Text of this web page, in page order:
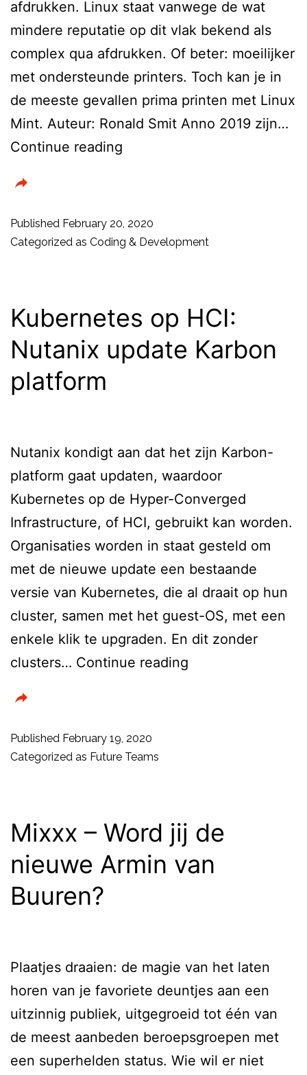
afdrukken. Linux staat vanwege de wat
mindere reputatie op dit vlak bekend als
complex qua afdrukken. Of beter: moeilijker
met ondersteunde printers. Toch kan je in
de meeste gevallen prima printen met Linux
Mint. Auteur: Ronald Smit Anno 2019 zijn…
Continue reading
Mint
–
een
printer
of
Published February 20, 2020
Categorized as Coding & Development
Kubernetes op HCI:
Nutanix update Karbon
platform
Nutanix kondigt aan dat het zijn Karbon-
platform gaat updaten, waardoor
Kubernetes op de Hyper-Converged
Infrastructure, of HCI, gebruikt kan worden.
Organisaties worden in staat gesteld om
met de nieuwe update een bestaande
versie van Kubernetes, die al draait op hun
cluster, samen met het guest-OS, met een
enkele klik te upgraden. En dit zonder
clusters… Continue reading
Published February 19, 2020
Categorized as Future Teams
Mixxx – Word jij de
nieuwe Armin van
Buuren?
Plaatjes draaien: de magie van het laten
horen van je favoriete deuntjes aan een
uitzinnig publiek, uitgegroeid tot één van
de meest aanbeden beroepsgroepen met
een superhelden status. Wie wil er niet